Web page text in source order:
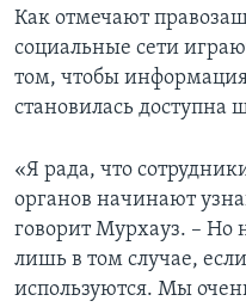
Как отмечают
социальные сети
том, чтобы
становилась доступна
«Я рада, что
органов начинают
говорит Мурхауз. –
лишь в том случае,
используются. Мы